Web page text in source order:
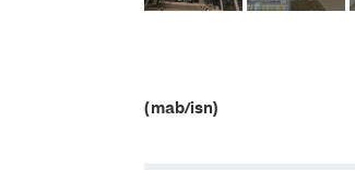
(mab/isn)